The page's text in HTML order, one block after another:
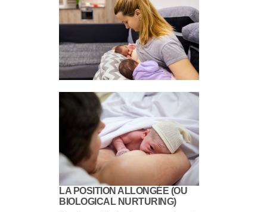
LA POSITION ALLONGÉE (OU
BIOLOGICAL NURTURING)